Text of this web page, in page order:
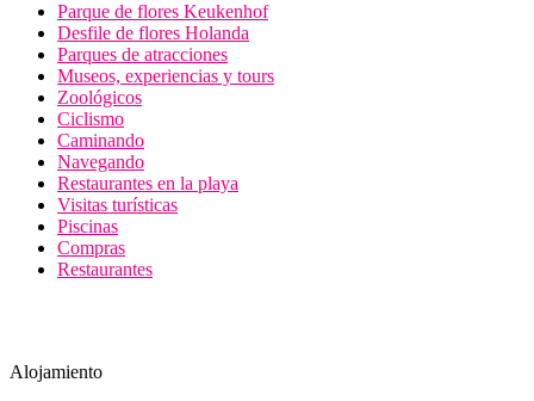
Parque de flores Keukenhof
Desfile de flores Holanda
Parques de atracciones
Museos, experiencias y tours
Zoológicos
Ciclismo
Caminando
Navegando
Restaurantes en la playa
Visitas turísticas
Piscinas
Compras
Restaurantes
Alojamiento